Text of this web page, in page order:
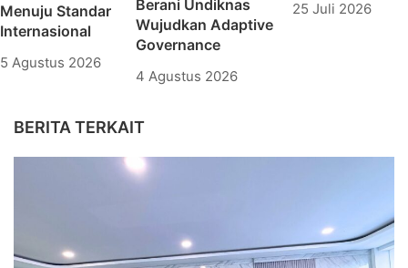
Menuju Standar
Internasional
5 Agustus 2026
Berani Undiknas
Wujudkan Adaptive
Governance
4 Agustus 2026
25 Juli 2026
BERITA TERKAIT